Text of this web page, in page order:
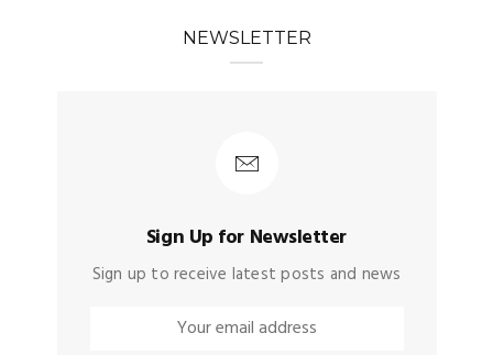
NEWSLETTER
Sign Up for Newsletter
Sign up to receive latest posts and news